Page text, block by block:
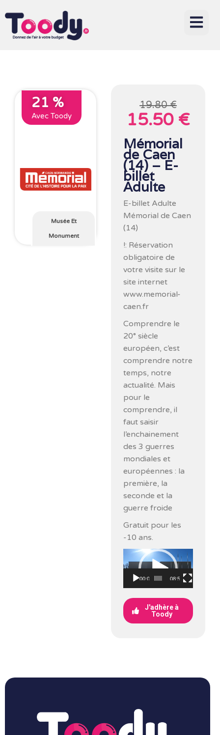
21 %
Avec Toody
Musée Et
Monument
19.80 €
15.50 €
Mémorial
de Caen
(14) – E-
billet
Adulte
E-billet Adulte
Mémorial de Caen
(14)
!: Réservation
obligatoire de
votre visite sur le
site internet
www.memorial-
caen.fr
Comprendre le
20° siècle
européen, c’est
comprendre notre
temps, notre
actualité. Mais
pour le
comprendre, il
faut saisir
l’enchainement
des 3 guerres
mondiales et
européennes : la
première, la
seconde et la
guerre froide
Gratuit pour les
-10 ans.
Lecteur
vidéo
00:00 08:53
J'adhère à
Toody